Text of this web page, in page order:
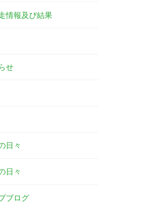
情報及び結果
せ
日々
日々
ブログ